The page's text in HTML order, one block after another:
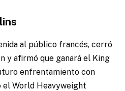
al público francés, cerró
y afirmó que ganará el King
enfrentamiento con
el World Heavyweight